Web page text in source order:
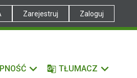
Zarejestruj Zaloguj
TŁUMACZ